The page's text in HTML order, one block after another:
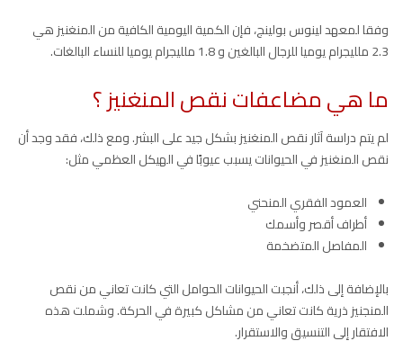
وفقا لمعهد لينوس بولينج، فإن الكمية اليومية الكافية من المنغنيز هي
2.3 ملليجرام يوميا للرجال البالغين و 1.8 ملليجرام يوميا للنساء البالغات.
ما هي مضاعفات نقص المنغنيز ؟
لم يتم دراسة آثار نقص المنغنيز بشكل جيد على البشر. ومع ذلك، فقد وجد أن
نقص المنغنيز في الحيوانات يسبب عيوبًا في الهيكل العظمي مثل:
العمود الفقري المنحني
أطراف أقصر وأسمك
المفاصل المتضخمة
بالإضافة إلى ذلك، أنجبت الحيوانات الحوامل التي كانت تعاني من نقص
المنجنيز ذرية كانت تعاني من مشاكل كبيرة في الحركة. وشملت هذه
الافتقار إلى التنسيق والاستقرار.